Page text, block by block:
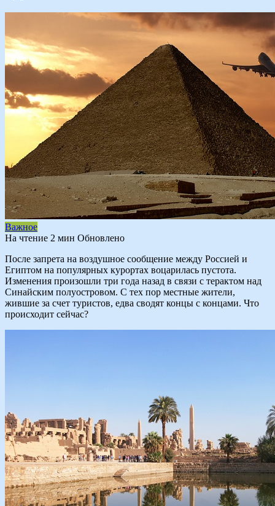
Важное
На чтение 2 мин Обновлено
После запрета на воздушное сообщение между Россией и
Египтом на популярных курортах воцарилась пустота.
Изменения произошли три года назад в связи с терактом над
Синайским полуостровом. С тех пор местные жители,
жившие за счет туристов, едва сводят концы с концами. Что
происходит сейчас?